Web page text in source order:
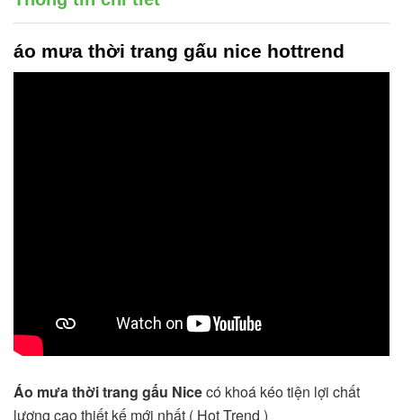
áo mưa thời trang gấu nice hottrend
Áo mưa thời trang gấu Nicecó khoá kéo tiện lợi chất
lượng cao thiết kế mới nhất ( Hot Trend )